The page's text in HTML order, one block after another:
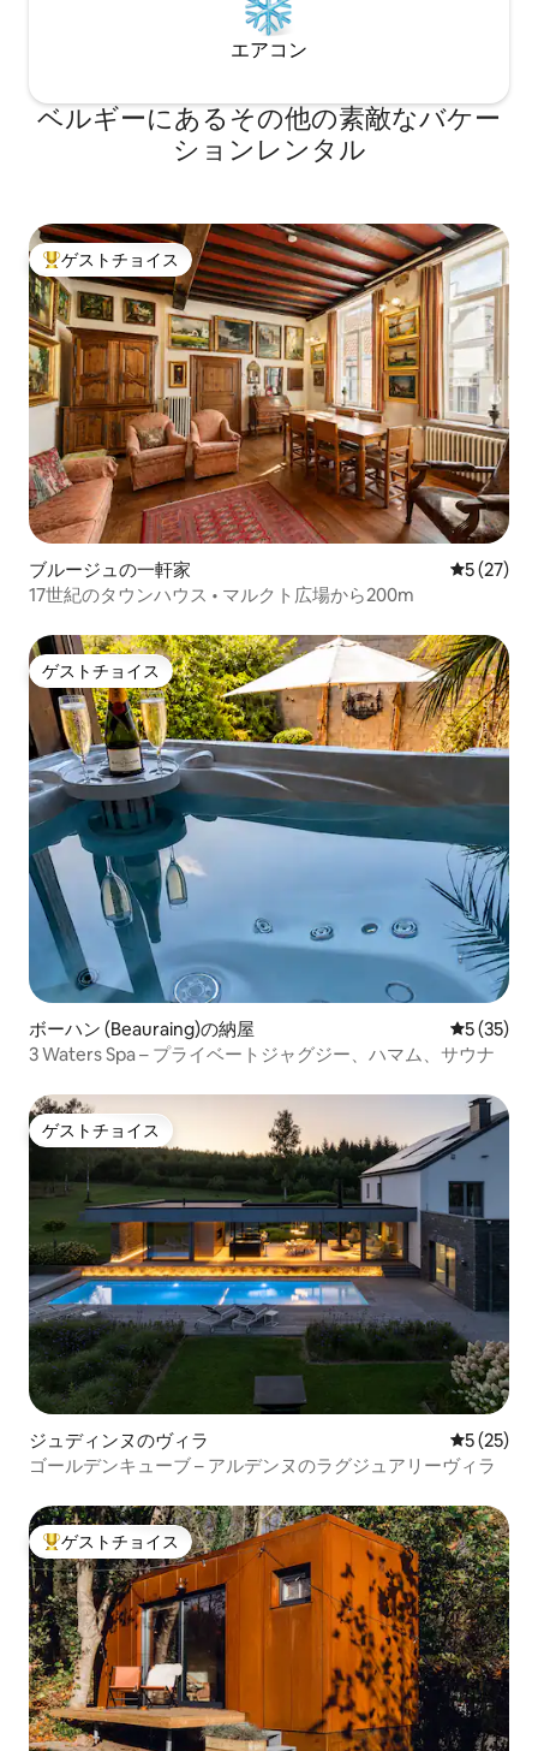
エアコン
ベルギーにあるその他の素敵なバケー
ションレンタル
大好評のゲストチョイスです。
ゲストチョイス
ブルージュの一軒家 レビュー
5 (27)
17世紀のタウンハウス • マルクト広場から200m
ゲストチョイス
ゲストチョイス
ボーハン (Beauraing)の納屋 レビュー
5 (35)
3 Waters Spa – プライベートジャグジー、ハマム、サウナ
ゲストチョイス
ゲストチョイス
ジュディンヌのヴィラ レビュー
5 (25)
ゴールデンキューブ – アルデンヌのラグジュアリーヴィラ
大好評のゲストチョイスです。
ゲストチョイス